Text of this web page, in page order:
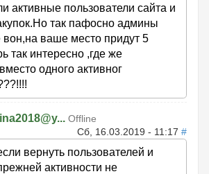
активные пользователи сайта и
так пафосно админы
вон,на ваше место придут 5
так интересно ,где же
одного активног
Offline
Сб, 16.03.2019 - 11:17 #
вернуть пользователей и
активности не